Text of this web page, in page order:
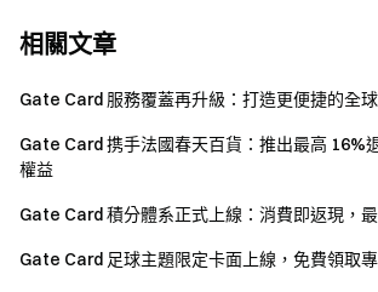
下載Gate App
加入 Telegram社群討論熱點話題>>>
加入 全球社群獲取最新資訊>>>
100% 儲備金證明
立即註冊 可享最高$6666迎新禮
相關文章
Gate Card 服務覆蓋再升級：打造更便捷的全
Gate Card 携手法國春天百貨：推出最高 16%
權益
Gate Card 積分體系正式上線：消費即返現，
Gate Card 足球主題限定卡面上線，免費領取